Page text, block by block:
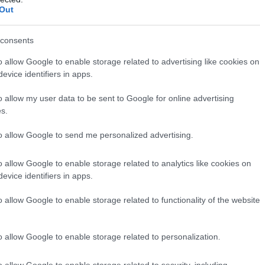
allow Google to enable storage related to advertising like cookies on
identifiers in apps.
allow my user data to be sent to Google for online advertising
allow Google to send me personalized advertising.
allow Google to enable storage related to analytics like cookies on
identifiers in apps.
allow Google to enable storage related to functionality of the website
allow Google to enable storage related to personalization.
bij VanEck, legt uit dat de keuze voor een
veel passieve indexen overbelast zijn met bedrijven
Door een mix van meer stabiele sectoren zoals
de risico’s beter beheren en tegelijkertijd het